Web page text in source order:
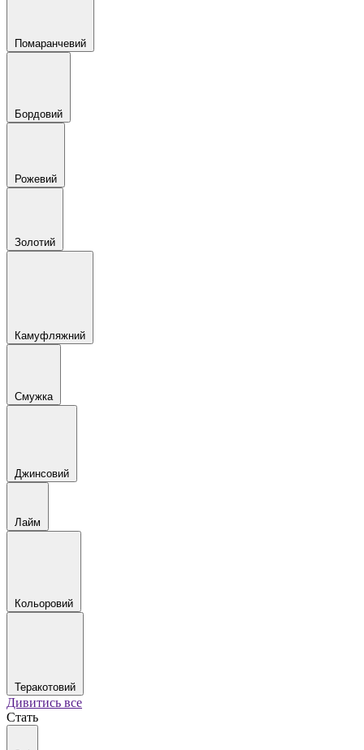
Помаранчевий
Бордовий
Рожевий
Золотий
Камуфляжний
Смужка
Джинсовий
Лайм
Кольоровий
Теракотовий
Дивитись все
Стать